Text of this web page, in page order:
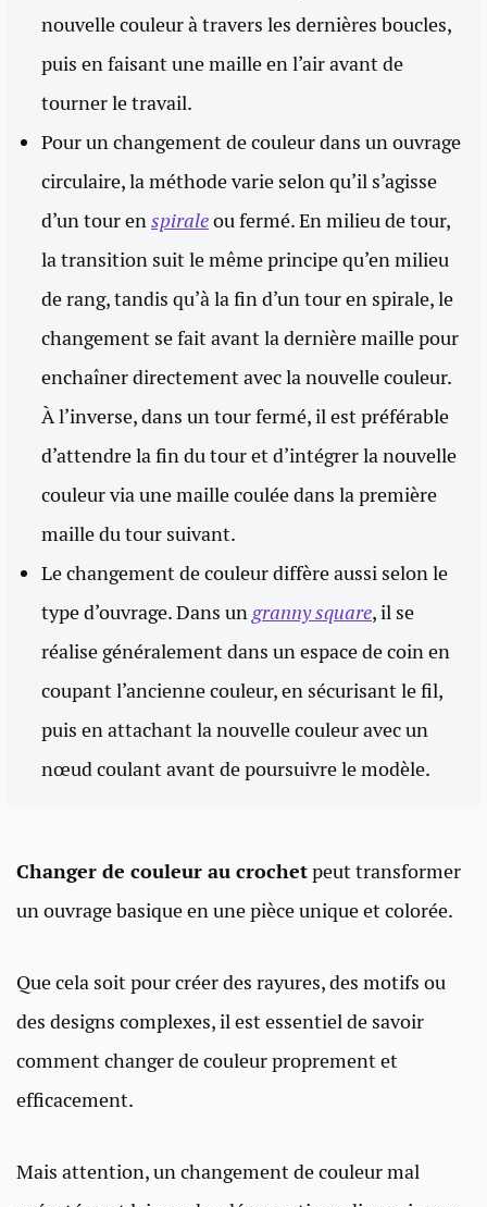
nouvelle couleur à travers les dernières boucles,
puis en faisant une maille en l’air avant de
tourner le travail.
Pour un changement de couleur dans un ouvrage
circulaire, la méthode varie selon qu’il s’agisse
d’un tour enspiraleou fermé. En milieu de tour,
la transition suit le même principe qu’en milieu
de rang, tandis qu’à la fin d’un tour en spirale, le
changement se fait avant la dernière maille pour
enchaîner directement avec la nouvelle couleur.
À l’inverse, dans un tour fermé, il est préférable
d’attendre la fin du tour et d’intégrer la nouvelle
couleur via une maille coulée dans la première
maille du tour suivant.
Le changement de couleur diffère aussi selon le
type d’ouvrage. Dans un granny square, il se
réalise généralement dans un espace de coin en
coupant l’ancienne couleur, en sécurisant le fil,
puis en attachant la nouvelle couleur avec un
nœud coulant avant de poursuivre le modèle.
Changer de couleur au crochetpeut transformer
un ouvrage basique en une pièce unique et colorée.
Que cela soit pour créer des rayures, des motifs ou
des designs complexes, il est essentiel de savoir
comment changer de couleur proprement et
efficacement.
Mais attention, un changement de couleur mal